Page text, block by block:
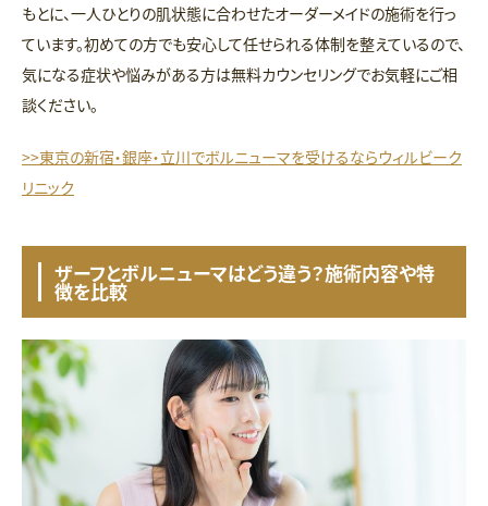
もとに、一人ひとりの肌状態に合わせたオーダーメイドの施術を行っ
ています。初めての方でも安心して任せられる体制を整えているので、
気になる症状や悩みがある方は無料カウンセリングでお気軽にご相
談ください。
>>東京の新宿・銀座・立川でボルニューマを受けるならウィルビーク
リニック
ザーフとボルニューマはどう違う？施術内容や特
徴を比較